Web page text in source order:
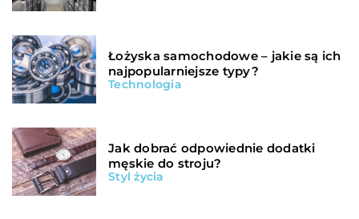
Łożyska samochodowe – jakie są ich
najpopularniejsze typy?
Technologia
Jak dobrać odpowiednie dodatki
męskie do stroju?
Styl życia